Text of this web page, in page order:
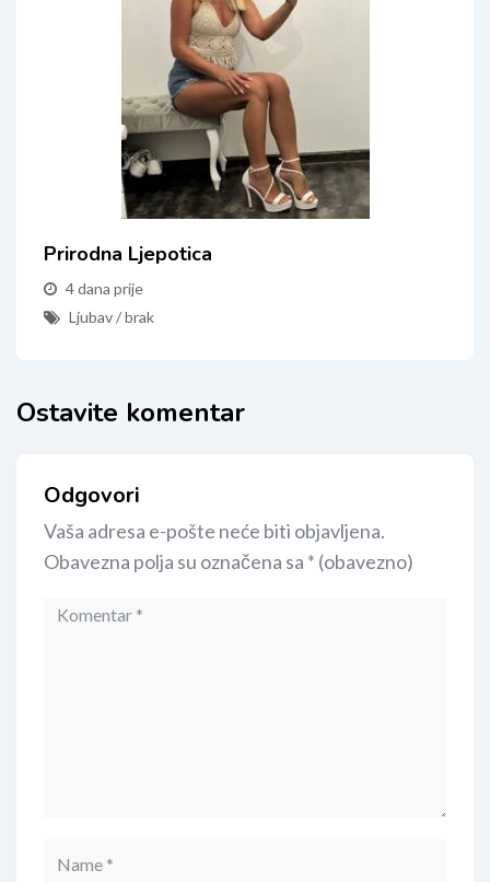
Prirodna Ljepotica
4 dana prije
Ljubav / brak
Ostavite komentar
Odgovori
Vaša adresa e-pošte neće biti objavljena.
Obavezna polja su označena sa * (obavezno)